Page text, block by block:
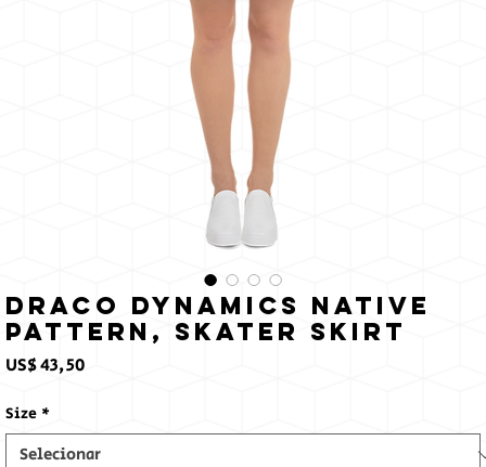
Draco Dynamics Native
Pattern, Skater Skirt
US$ 43,50Preço
Size *